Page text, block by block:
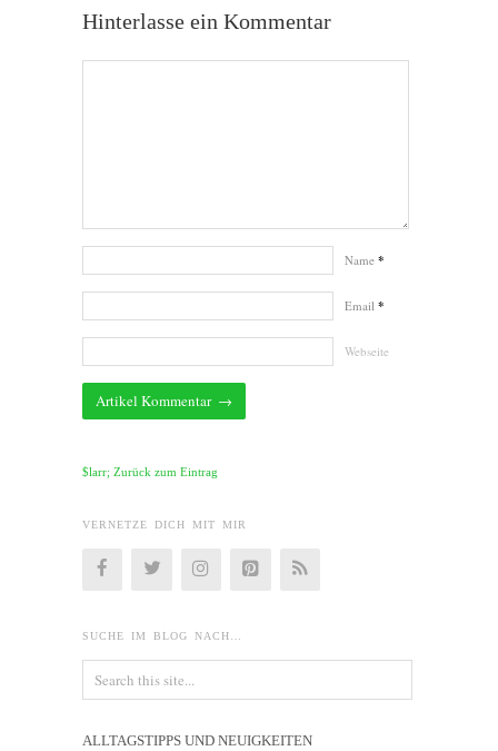
Hinterlasse ein Kommentar
Name *
Email *
Webseite
$larr; Zurück zum Eintrag
VERNETZE DICH MIT MIR
SUCHE IM BLOG NACH…
ALLTAGSTIPPS UND NEUIGKEITEN